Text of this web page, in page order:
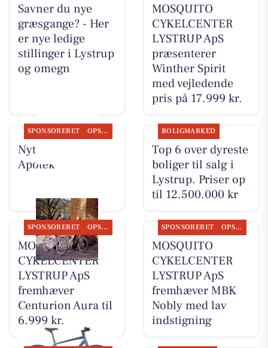
Savner du nye
græsgange? - Her
er nye ledige
stillinger i Lystrup
og omegn
MOSQUITO
CYKELCENTER
LYSTRUP ApS
præsenterer
Winther Spirit
med vejledende
pris på 17.999 kr.
SPONSORERET OPSLAGSTAVLEN
Nyt fra Lystrup
Apotek
BOLIGMARKED
Top 6 over dyreste
boliger til salg i
Lystrup. Priser op
til 12.500.000 kr
SPONSORERET OPSLAGSTAVLEN
MOSQUITO
CYKELCENTER
LYSTRUP ApS
fremhæver
Centurion Aura til
6.999 kr.
SPONSORERET OPSLAGSTAVLEN
MOSQUITO
CYKELCENTER
LYSTRUP ApS
fremhæver MBK
Nobly med lav
indstigning